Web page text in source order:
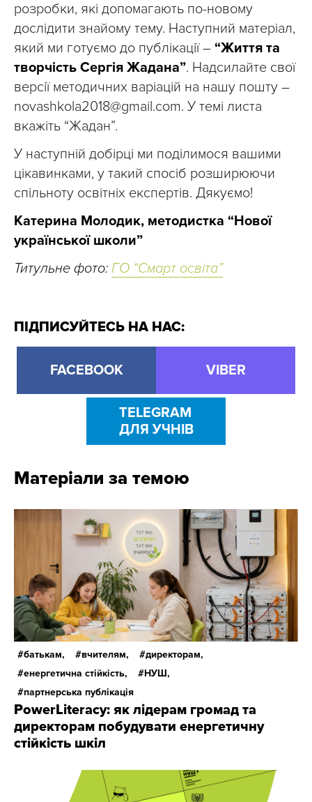
розробки, які допомагають по-новому
дослідити знайому тему. Наступний матеріал,
який ми готуємо до публікації – “Життя та
творчість Сергія Жадана”. Надсилайте свої
версії методичних варіацій на нашу пошту –
novashkola2018@gmail.com. У темі листа
вкажіть “Жадан”.
У наступній добірці ми поділимося вашими
цікавинками, у такий спосіб розширюючи
спільноту освітніх експертів. Дякуємо!
Катерина Молодик, методистка “Нової
української школи”
Титульне фото: ГО “Смарт освіта”
ПІДПИСУЙТЕСЬ НА НАС:
FACEBOOK VIBER
TELEGRAM
ДЛЯ УЧНІВ
Матеріали за темою
батькам, вчителям,
директорам,
енергетична стійкість,
НУШ,
партнерська публікація
PowerLiteracy: як лідерам громад та
директорам побудувати енергетичну
стійкість шкіл